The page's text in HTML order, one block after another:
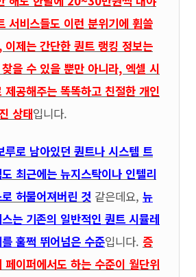
서비스들도 이런 분위기에 휩쓸
이제는 간단한 퀀트 랭킹 정보는
을 수 있을 뿐만 아니라, 엑셀 시
제공해주는 똑똑하고 친절한 개인
상태입니다.
루로 남아있던 퀀트나 시스템 트
최근에는 뉴지스탁이나 인텔리
허물어져버린 것 같은데요, 뉴
는 기존의 일반적인 퀀트 시뮬레
훌쩍 뛰어넘은 수준입니다. 증
페이퍼에서도 하는 수준이 월단위